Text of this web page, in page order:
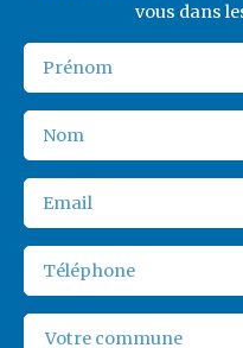
vous dans
Prénom
Nom
Email
Téléphone
Votre commune